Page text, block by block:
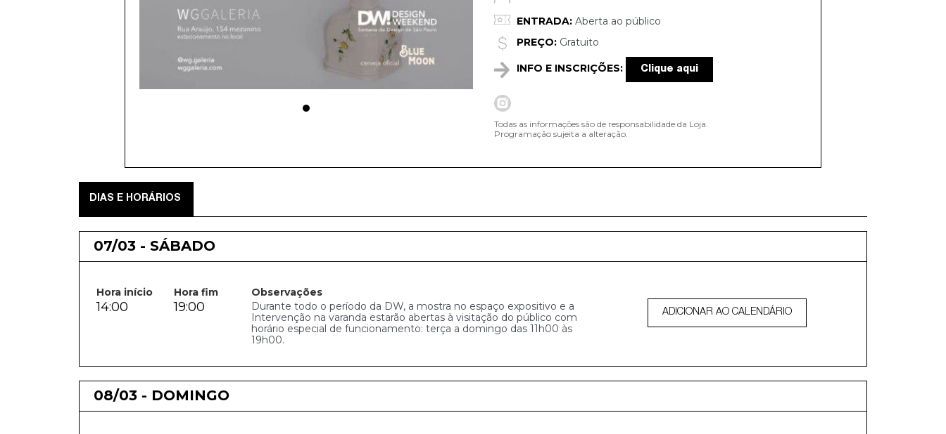
ENTRADA: Aberta ao público
PREÇO: Gratuito
INFO E INSCRIÇÕES: Clique aqui
Todas as informações são de responsabilidade da Loja.
Programação sujeita a alteração.
DIAS E HORÁRIOS
07/03 - SÁBADO
Hora início Hora fim Observações
14:00 19:00
Durante todo o período da DW, a mostra no espaço expositivo e a
Intervenção na varanda estarão abertas à visitação do público com
horário especial de funcionamento: terça a domingo das 11h00 às
19h00.
ADICIONAR AO CALENDÁRIO
08/03 - DOMINGO